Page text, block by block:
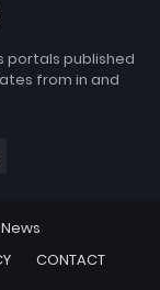
portals published
from in and
CONTACT